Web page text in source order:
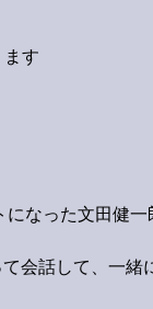
す
なった文田健一
会話して、一緒